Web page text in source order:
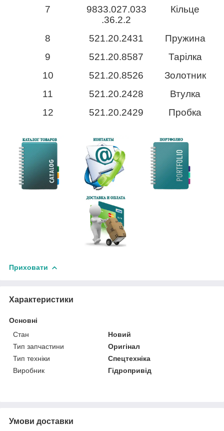
7
9833.027.033
.36.2.2
Кільце
8 521.20.2431
Пружина
9
521.20.8587
Тарілка
10
521.20.8526
Золотник
11
521.20.2428
Втулка
12
521.20.2429 Пробка
Приховати
Характеристики
Основні
Стан
Новий
Тип запчастини
Оригінал
Тип техніки
Спецтехніка
Виробник
Гідропривід
Умови доставки